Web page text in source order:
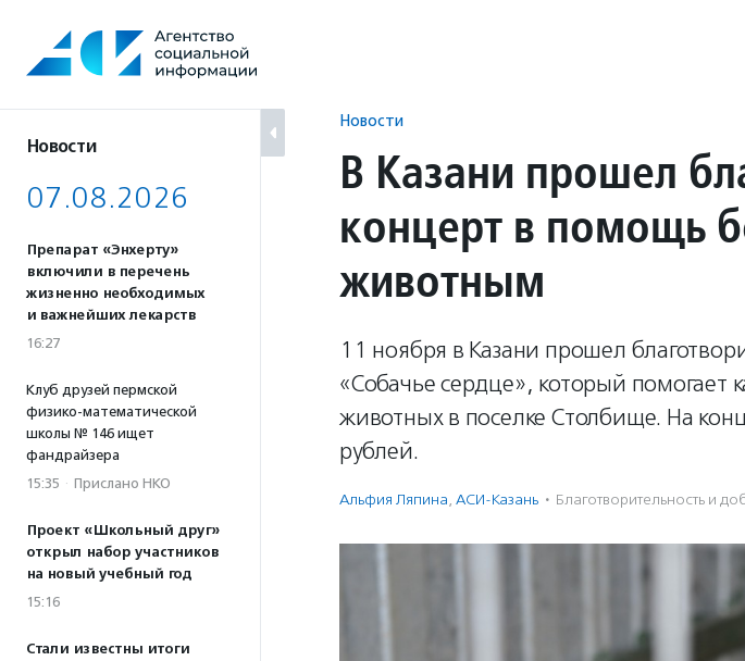
содержанию
Новости
07.08.2026
Препарат «Энхерту»
включили в перечень
жизненно необходимых
и важнейших лекарств
16:27
Клуб друзей пермской
физико-математической
школы № 146 ищет
фандрайзера
15:35 · Прислано НКО
Проект «Школьный друг»
открыл набор участников
на новый учебный год
15:16
Стали известны итоги
Новости
В Казани прошел
концерт в помощь
животным
11 ноября в Казани прошел
«Собачье сердце», который помогает
животных в поселке Столбище. На
рублей.
Альфия Ляпина, АСИ-Казань · Благотвори­тель­ность и